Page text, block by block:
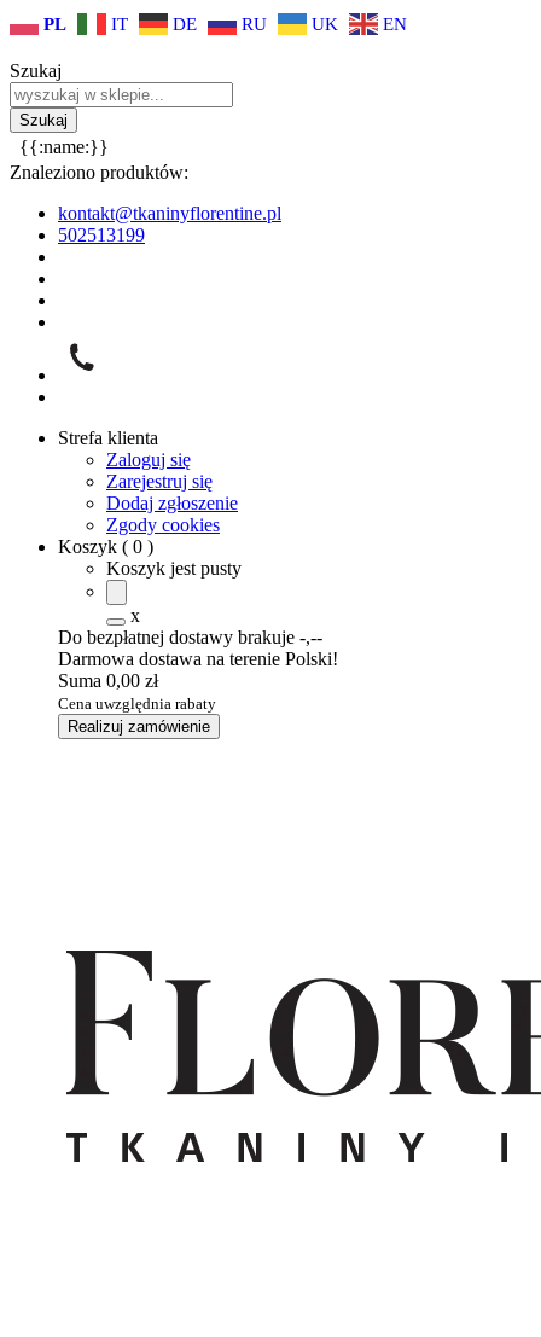
PL IT DE RU UK EN
Szukaj
{{:name:}}
Znaleziono produktów:
kontakt@tkaninyflorentine.pl
502513199
Strefa klienta
Zaloguj się
Zarejestruj się
Dodaj zgłoszenie
Zgody cookies
Koszyk ( 0 )
Koszyk jest pusty
x
Do bezpłatnej dostawy brakuje -,--
Darmowa dostawa na terenie Polski!
Suma 0,00 zł
Cena uwzględnia rabaty
Realizuj zamówienie